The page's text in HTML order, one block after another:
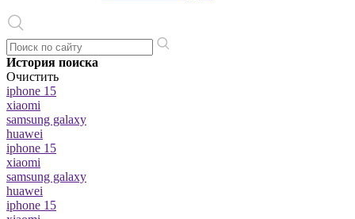
История поиска
Очистить
iphone 15
xiaomi
samsung galaxy
huawei
iphone 15
xiaomi
samsung galaxy
huawei
iphone 15